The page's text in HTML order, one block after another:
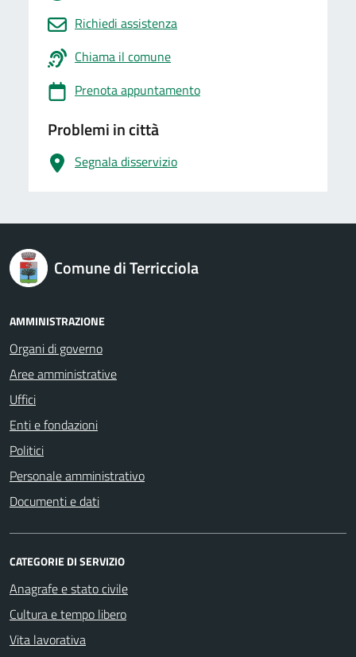
Richiedi assistenza
Chiama il comune
Prenota appuntamento
Problemi in città
Segnala disservizio
logo Unione Europea
Comune di Terricciola
AMMINISTRAZIONE
Organi di governo
Aree amministrative
Uffici
Enti e fondazioni
Politici
Personale amministrativo
Documenti e dati
CATEGORIE DI SERVIZIO
Anagrafe e stato civile
Cultura e tempo libero
Vita lavorativa